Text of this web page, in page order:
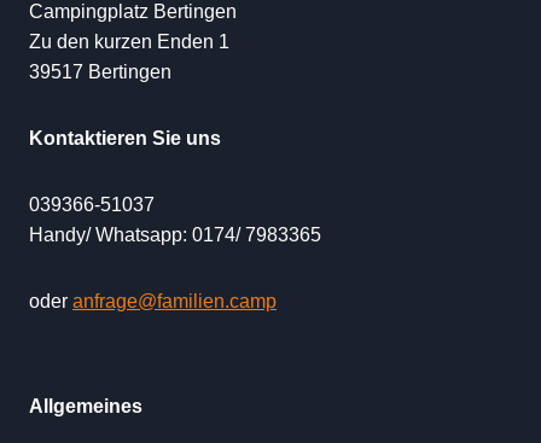
Campingplatz Bertingen
Zu den kurzen Enden 1
39517 Bertingen
Kontaktieren Sie uns
039366-51037
Handy/ Whatsapp: 0174/ 7983365
oder anfrage@familien.camp
Allgemeines